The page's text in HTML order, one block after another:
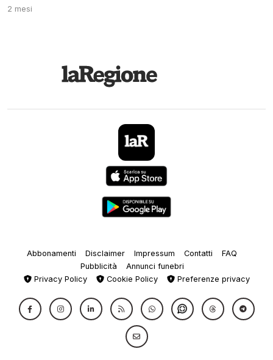
2 mesi
Abbonamenti Disclaimer Impressum Contatti
FAQ
Pubblicità
Annunci funebri
Privacy Policy
Cookie Policy Preferenze privacy